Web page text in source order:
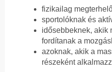
fizikailag
sportolóknak és
idősebbeknek, akik
fordítanak a
azoknak, akik a
részeként